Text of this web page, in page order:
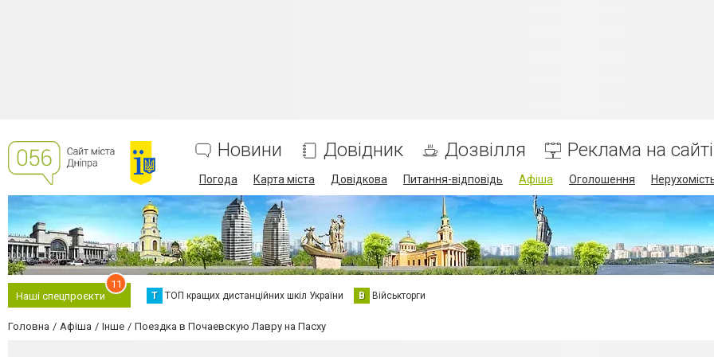
Новини Довідник Дозвілля Реклама на сайті
Погода Карта міста Довідкова Питання-відповідь Афіша Оголошення
Наші спецпроєкти
11
Т ТОП кращих дистанційних шкіл України В Військторги
Головна Афіша Інше Поездка в Почаевскую Лавру на Пасху